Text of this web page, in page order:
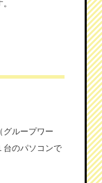
ループワー
台のパソコンで